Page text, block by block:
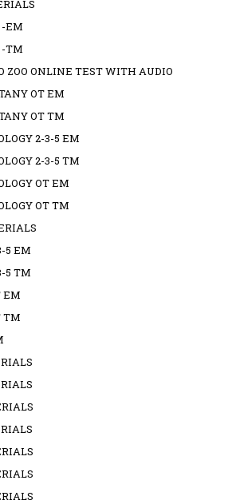
-EM
-TM
ZOO ONLINE TEST WITH AUDIO
OT EM
OT TM
2-3-5 EM
2-3-5 TM
OT EM
OT TM
5 EM
5 TM
EM
TM